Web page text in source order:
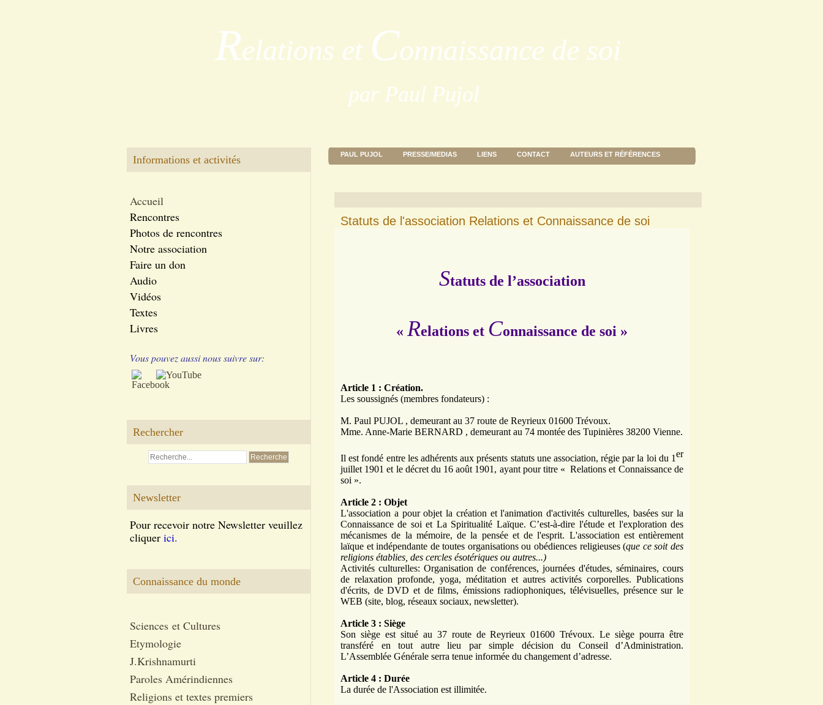
Relations et Connaissance de soi
par Paul Pujol
Informations et activités
Accueil
Rencontres
Photos de rencontres
Notre association
Faire un don
Audio
Vidéos
Textes
Livres
Vous pouvez aussi nous suivre sur:
Rechercher
Newsletter
Pour recevoir notre Newsletter veuillez
cliquer ici.
Connaissance du monde
Sciences et Cultures
Etymologie
J.Krishnamurti
Paroles Amérindiennes
Religions et textes premiers
PAUL PUJOL PRESSE/MEDIAS LIENS CONTACT AUTEURS ET RÉFÉRENCES
Statuts de l'association Relations et Connaissance de soi
Statuts de l’association
« Relations et Connaissance de soi »
Article 1 : Création.
Les soussignés (membres fondateurs) :
M. Paul PUJOL , demeurant au 37 route de Reyrieux 01600 Trévoux.
Mme. Anne-Marie BERNARD , demeurant au 74 montée des Tupinières 38200 Vienne.
Il est fondé entre les adhérents aux présents statuts une association, régie par la loi du 1er
juillet 1901 et le décret du 16 août 1901, ayant pour titre « Relations et Connaissance de
soi ».
Article 2 : Objet
L'association a pour objet la création et l'animation d'activités culturelles, basées sur la
Connaissance de soi et La Spiritualité Laïque. C’est-à-dire l'étude et l'exploration des
mécanismes de la mémoire, de la pensée et de l'esprit. L'association est entièrement
laïque et indépendante de toutes organisations ou obédiences religieuses (que ce soit des
religions établies, des cercles ésotériques ou autres...)
Activités culturelles: Organisation de conférences, journées d'études, séminaires, cours
de relaxation profonde, yoga, méditation et autres activités corporelles. Publications
d'écrits, de DVD et de films, émissions radiophoniques, télévisuelles, présence sur le
WEB (site, blog, réseaux sociaux, newsletter).
Article 3 : Siège
Son siège est situé au 37 route de Reyrieux 01600 Trévoux. Le siège pourra être
transféré en tout autre lieu par simple décision du Conseil d’Administration.
L’Assemblée Générale serra tenue informée du changement d’adresse.
Article 4 : Durée
La durée de l'Association est illimitée.